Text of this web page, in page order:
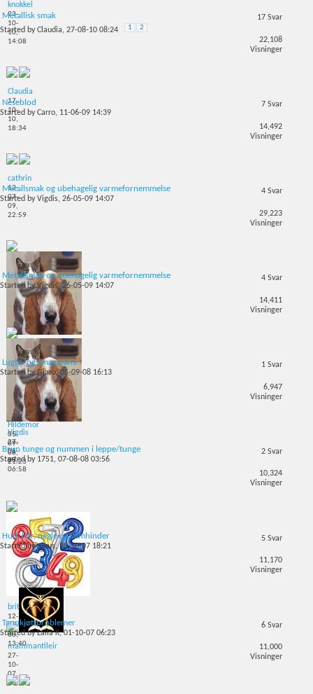
knokkel
23-
10-
10,
14:08
Metallisk smak
Started byClaudia, 27-08-10 08:24 1 2
17 Svar
22,108
Visninger
Claudia
17-
10-
10,
18:34
Neseblod
Started byCarro, 11-06-09 14:39
7 Svar
14,492
Visninger
cathrin
12-
07-
09,
22:59
Metallsmak og ubehagelig varmefornemmelse
Started byVigdis, 26-05-09 14:07
4 Svar
29,223
Visninger
Vigdis
27-
05-
09,
06:58
Metallsmak og ubehagelig varmefornemmelse
Started byVigdis, 26-05-09 14:07
4 Svar
14,411
Visninger
Vigdis
27-
05-
09,
06:58
Lugte- og smagssans
Started byGiaro, 05-09-08 16:13
1 Svar
6,947
Visninger
Hildemor
05-
09-
08,
21:23
Brun tunge og nummen i leppe/tunge
Started by 1751, 07-08-08 03:56
2 Svar
10,324
Visninger
brits
12-
08-
08,
13:40
Hud, hår, negle og slimhinder
Started byninus, 25-10-07 18:21
5 Svar
11,170
Visninger
mammantileir
27-
10-
07,
20:23
Tannkjøttproblemer
Started byLaila K, 01-10-07 06:23
6 Svar
11,000
Visninger